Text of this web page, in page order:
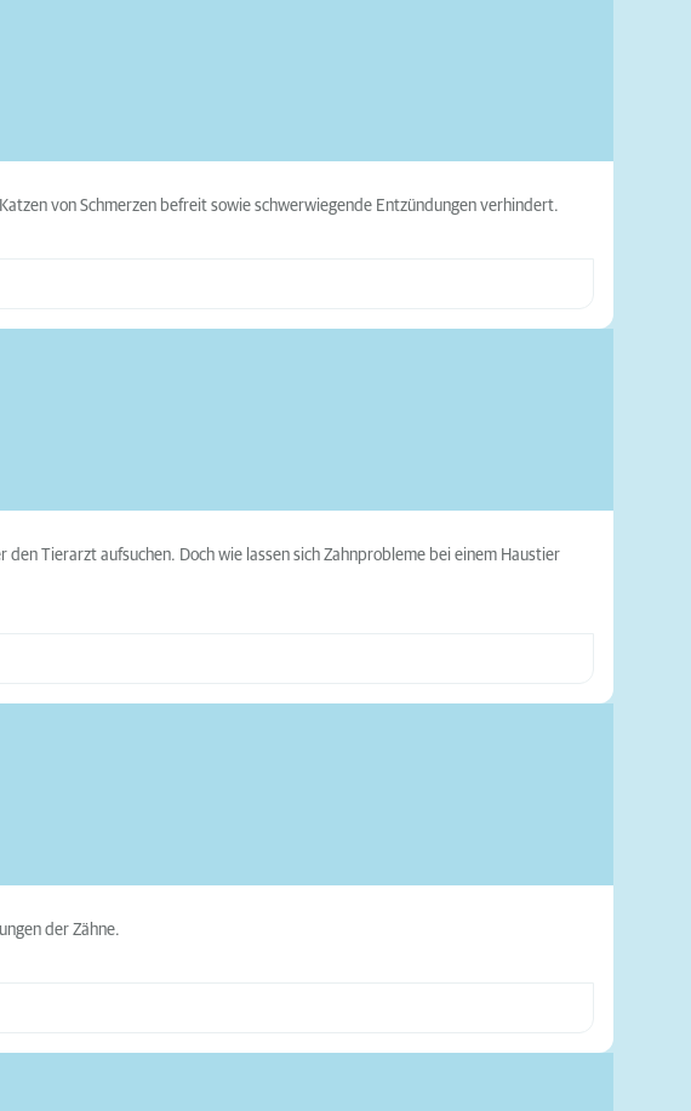
von Schmerzen befreit sowie schwerwiegende Entzündungen verhindert.
Tierarzt aufsuchen. Doch wie lassen sich Zahnprobleme bei einem Haustier
der Zähne.